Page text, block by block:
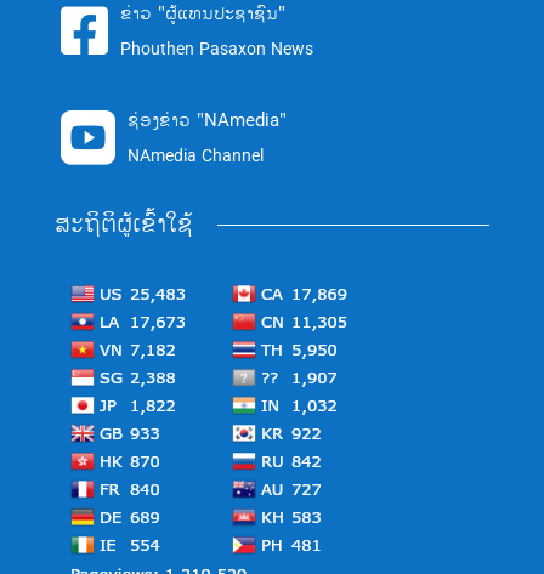
 ຂ່າວ "ຜູ້ແທນປະຊາຊົນ"
Phouthen Pasaxon News
 ຊ່ອງຂ່າວ "NAmedia"
NAmedia Channel
ສະຖິຕິຜູ້ເຂົ້າໃຊ້